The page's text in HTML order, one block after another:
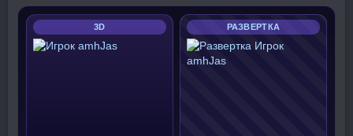
3D РАЗВЕРТКА